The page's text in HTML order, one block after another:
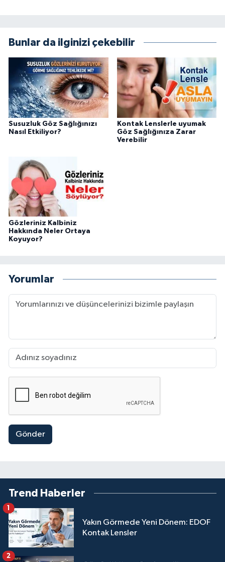
Bunlar da ilginizi çekebilir
Susuzluk Göz Sağlığınızı
Nasıl Etkiliyor?
Kontak Lenslerle uyumak
Göz Sağlığınıza Zarar
Verebilir
Gözleriniz Kalbiniz
Hakkında Neler Ortaya
Koyuyor?
Yorumlar
Gönder
Trend Haberler
Yakın Görmede Yeni Dönem: EDOF
Kontak Lensler
1
2